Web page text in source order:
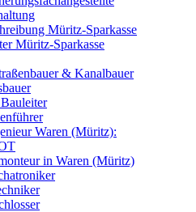
Müritz-Sparkasse
Müritz-Sparkasse
& Kanalbauer
Waren (Müritz):
in Waren (Müritz)